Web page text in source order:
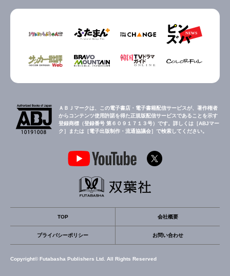
ＡＢＪマークは、この電子書店・電子書籍配信サービスが、著作権者
からコンテンツ使用許諾を得た正規版配信サービスであることを示す
登録商標（登録番号 第６０９１７１３号）です。詳しくは［ABJマー
ク］または［電子出版制作・流通協議会］で検索してください。
TOP 会社概要
プライバシーポリシー お問い合わせ
Copyright© Futabasha Publishers Ltd. All Rights Reserved